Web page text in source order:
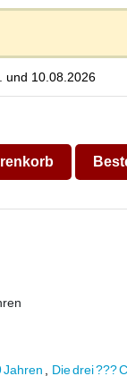
und 10.08.2026
Jahren Die drei ???